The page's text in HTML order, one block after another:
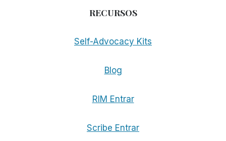
RECURSOS
Self-Advocacy Kits
Blog
RIM Entrar
Scribe Entrar